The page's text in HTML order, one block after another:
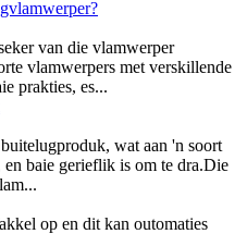
van die vlamwerper
vlamwerpers met verskillende
prakties, es...
wat aan 'n soort
baie gerieflik is om te dra.Die
op en dit kan outomaties